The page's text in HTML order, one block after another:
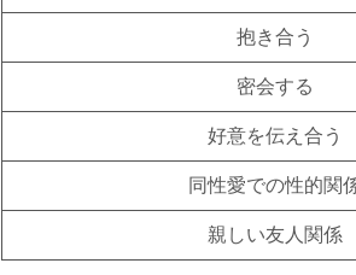
抱き合う
密会する
好意を伝え合う
同性愛での性的関
親しい友人関係